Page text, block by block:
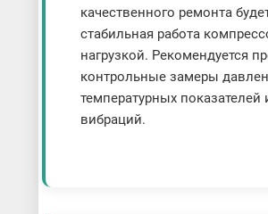
качественного ремонта
стабильная работа
нагрузкой. Рекомендуется
контрольные замеры
температурных показателей
вибраций.